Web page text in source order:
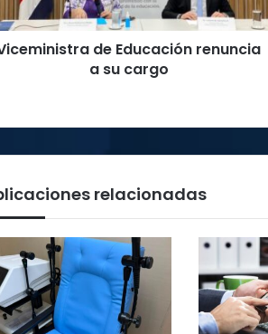
de Educación renuncia
a su cargo
relacionadas